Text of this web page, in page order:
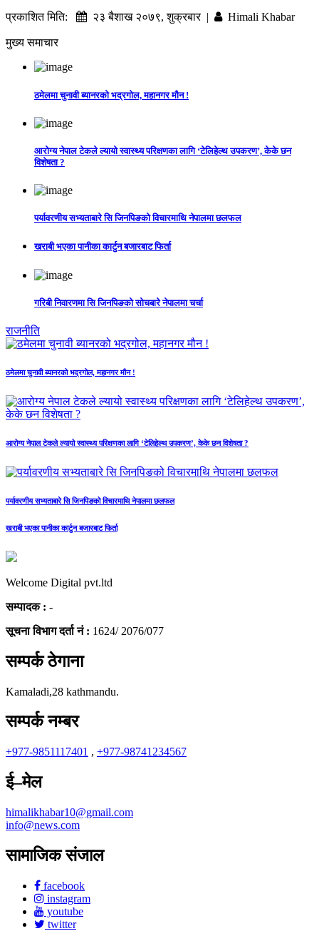
प्रकाशित मिति:
२३ बैशाख २०७९, शुक्रबार | Himali Khabar
मुख्य समाचार
ठमेलमा चुनावी ब्यानरको भद्रगोल, महानगर मौन !
आरोग्य नेपाल टेकले ल्यायो स्वास्थ्य परिक्षणका लागि ‘टेलिहेल्थ उपकरण’, केके छन
विशेषता ?
पर्यावरणीय सभ्यताबारे सि जिनपिङको विचारमाथि नेपालमा छलफल
खराबी भएका पानीका कार्टुन बजारबाट फिर्ता
गरिबी निवारणमा सि जिनपिङको सोचबारे नेपालमा चर्चा
राजनीति
ठमेलमा चुनावी ब्यानरको भद्रगोल, महानगर मौन !
आरोग्य नेपाल टेकले ल्यायो स्वास्थ्य परिक्षणका लागि ‘टेलिहेल्थ उपकरण’, केके छन विशेषता ?
पर्यावरणीय सभ्यताबारे सि जिनपिङको विचारमाथि नेपालमा छलफल
खराबी भएका पानीका कार्टुन बजारबाट फिर्ता
Welcome Digital pvt.ltd
सम्पादक : -
सूचना विभाग दर्ता नं : 1624/ 2076/077
सम्पर्क ठेगाना
Kamaladi,28 kathmandu.
सम्पर्क नम्बर
+977-9851117401 , +977-98741234567
ई–मेल
himalikhabar10@gmail.com
info@news.com
सामाजिक संजाल
facebook
instagram
youtube
twitter